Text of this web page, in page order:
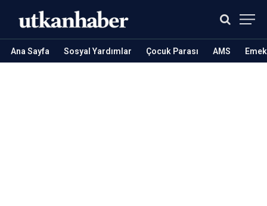
Ana Sayfa Sosyal Yardımlar Çocuk Parası AMS